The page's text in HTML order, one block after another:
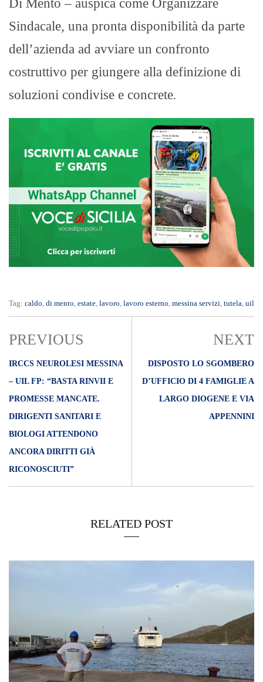
Di Mento – auspica come Organizzare
Sindacale, una pronta disponibilità da parte
dell’azienda ad avviare un confronto
costruttivo per giungere alla definizione di
soluzioni condivise e concrete.
Tag: caldo, di mento, estate, lavoro, lavoro esterno, messina servizi, tutela, uil
PREVIOUS
IRCCS NEUROLESI MESSINA
– UIL FP: “BASTA RINVII E
PROMESSE MANCATE.
DIRIGENTI SANITARI E
BIOLOGI ATTENDONO
ANCORA DIRITTI GIÀ
RICONOSCIUTI”
NEXT
DISPOSTO LO SGOMBERO
D’UFFICIO DI 4 FAMIGLIE A
LARGO DIOGENE E VIA
APPENNINI
RELATED POST